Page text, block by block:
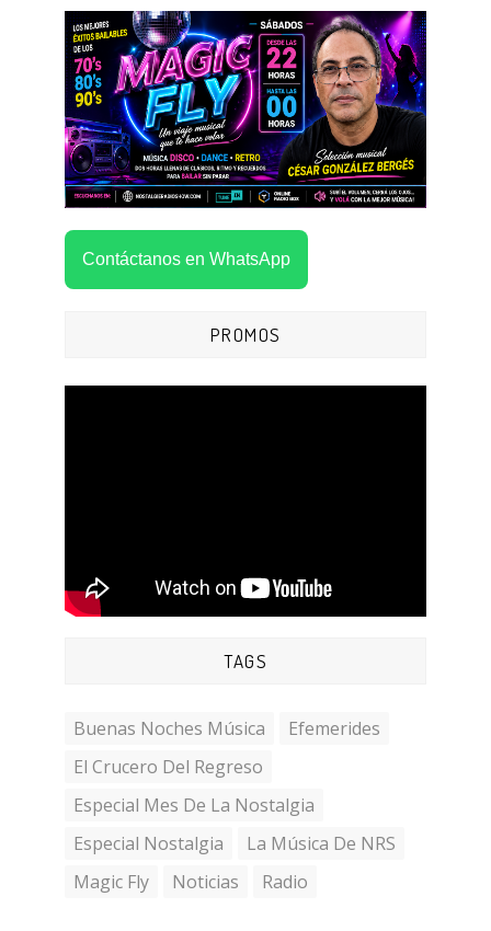
Contáctanos en WhatsApp
PROMOS
TAGS
Buenas Noches Música
Efemerides
El Crucero Del Regreso
Especial Mes De La Nostalgia
Especial Nostalgia
La Música De NRS
Magic Fly
Noticias Radio